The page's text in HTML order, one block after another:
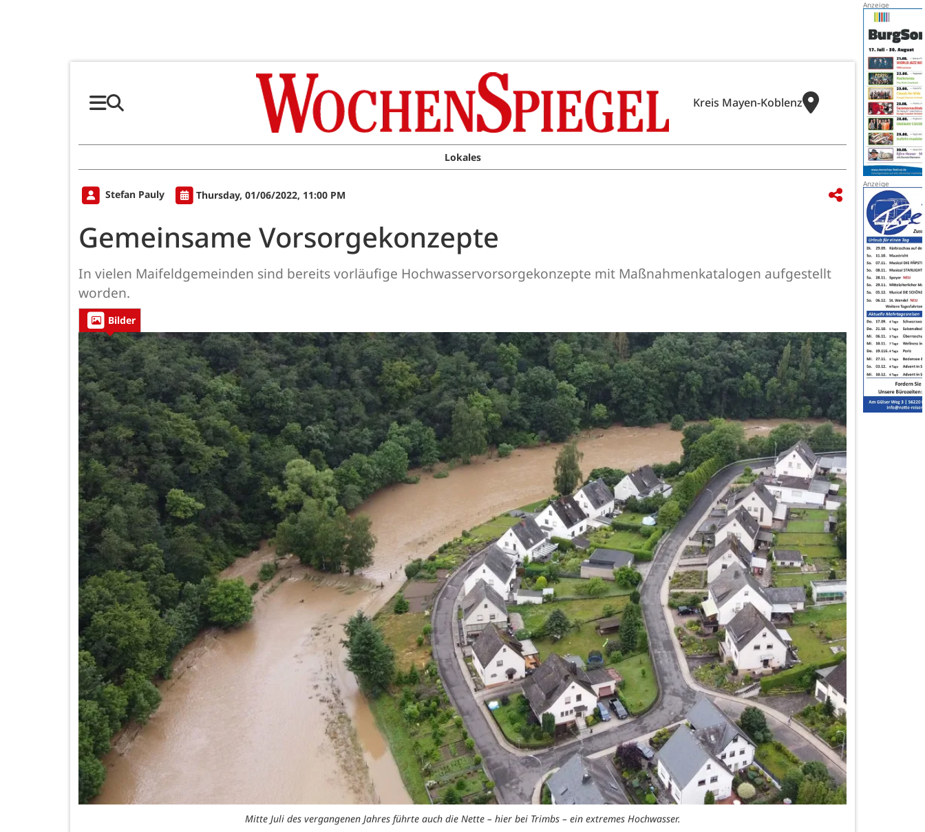
Kreis Mayen-Koblenz
Lokales
Stefan Pauly Thursday, 01/06/2022, 11:00 PM
Gemeinsame Vorsorgekonzepte
In vielen Maifeldgemeinden sind bereits vorläufige Hochwasservorsorgekonzepte mit Maßnahmenkatalogen aufgestellt
worden.
Bilder
Mitte Juli des vergangenen Jahres führte auch die Nette – hier bei Trimbs – ein extremes Hochwasser.